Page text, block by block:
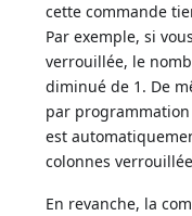
cette commande
Par exemple, si
verrouillée, le
diminué de 1. De
par
est
colonnes
En revanche, la